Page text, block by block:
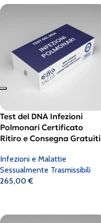
Test del DNA Infezioni
Polmonari Certificato
Ritiro e Consegna Gratuiti
Infezioni e Malattie
Sessualmente Trasmissibili
265,00€